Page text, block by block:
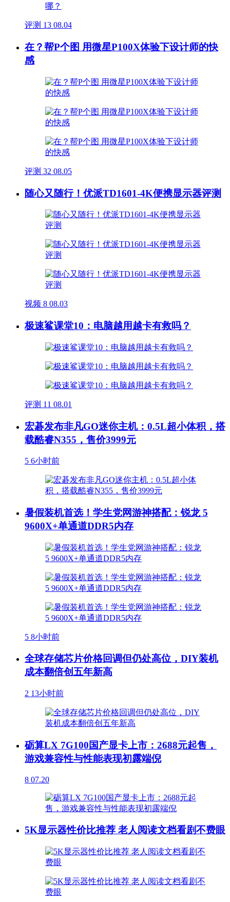
评测 13 08.04
在？帮P个图 用微星P100X体验下设计师的快
感
评测 32 08.05
随心又随行！优派TD1601-4K便携显示器评测
视频 8 08.03
极速鲨课堂10：电脑越用越卡有救吗？
评测 11 08.01
宏碁发布非凡GO迷你主机：0.5L超小体积，搭
载酷睿N355，售价3999元
5 6小时前
暑假装机首选！学生党网游神搭配：锐龙 5
9600X+单通道DDR5内存
5 8小时前
全球存储芯片价格回调但仍处高位，DIY装机
成本翻倍创五年新高
2 13小时前
砺算LX 7G100国产显卡上市：2688元起售，
游戏兼容性与性能表现初露端倪
8 07.20
5K显示器性价比推荐 老人阅读文档看剧不费眼